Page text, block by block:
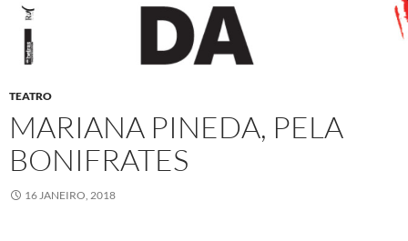
TEATRO
MARIANA PINEDA, PELA
BONIFRATES
16 JANEIRO, 2018